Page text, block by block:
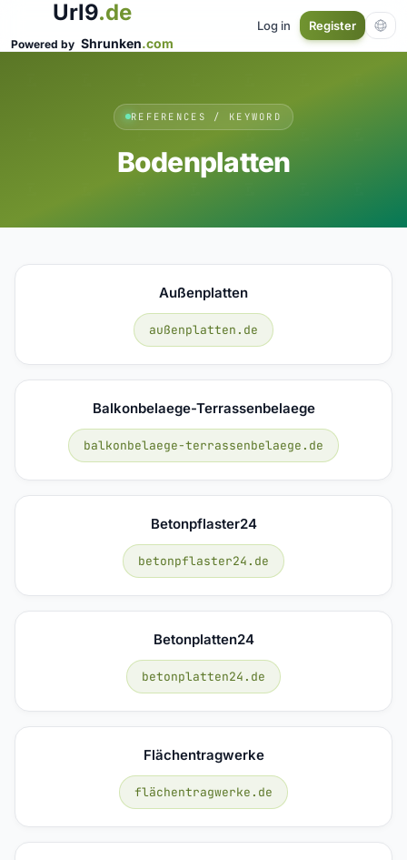
Url9.de
Powered by Shrunken.com
Log in Register
REFERENCES / KEYWORD
Bodenplatten
Außenplatten
außenplatten.de
Balkonbelaege-Terrassenbelaege
balkonbelaege-terrassenbelaege.de
Betonpflaster24
betonpflaster24.de
Betonplatten24
betonplatten24.de
Flächentragwerke
flächentragwerke.de